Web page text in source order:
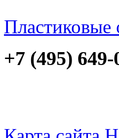
Пластиковые
+7 (495) 649-